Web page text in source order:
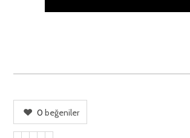
0 beğeniler